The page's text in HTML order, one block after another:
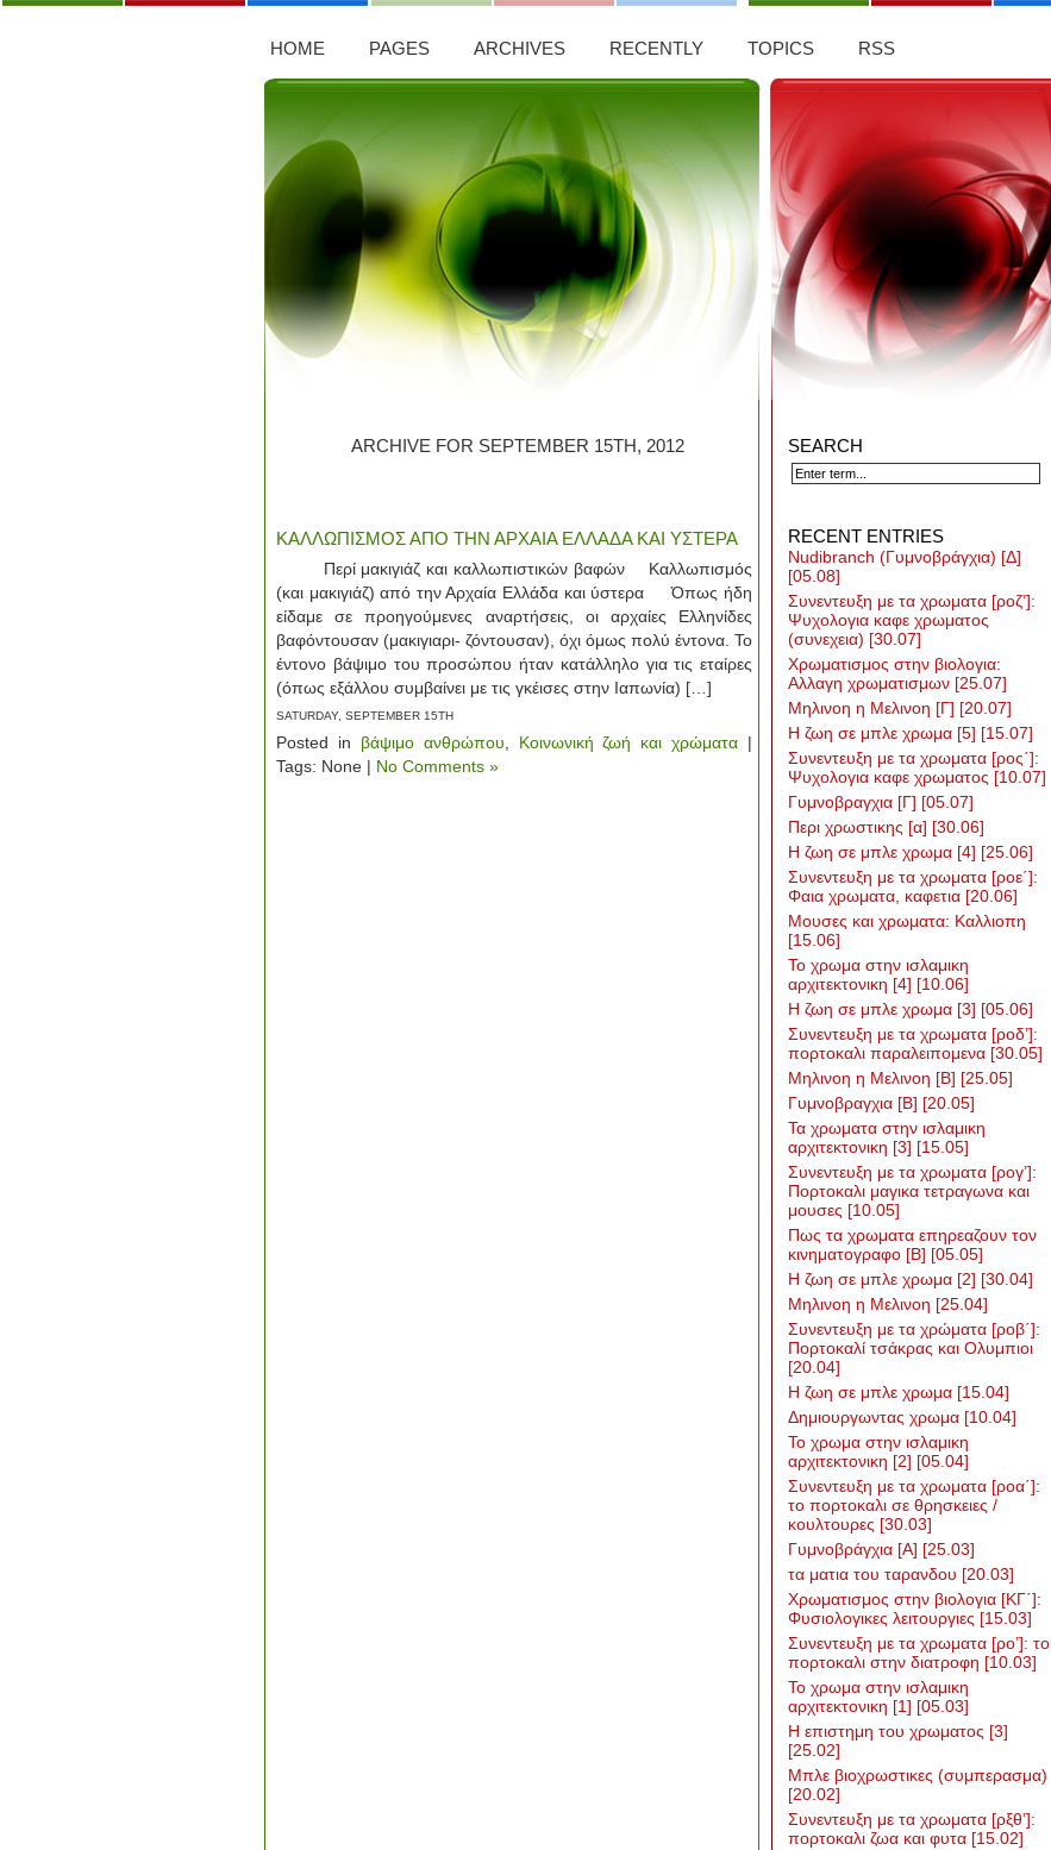
HOME PAGES ARCHIVES RECENTLY TOPICS RSS
ARCHIVE FOR SEPTEMBER 15TH, 2012
ΚΑΛΛΩΠΙΣΜΟΣ ΑΠΟ ΤΗΝ ΑΡΧΑΙΑ ΕΛΛΑΔΑ ΚΑΙ ΥΣΤΕΡΑ
Περί μακιγιάζ και καλλωπιστικών βαφών Καλλωπισμός
(και μακιγιάζ) από την Αρχαία Ελλάδα και ύστερα Όπως ήδη
είδαμε σε προηγούμενες αναρτήσεις, οι αρχαίες Ελληνίδες
βαφόντουσαν (μακιγιαρι- ζόντουσαν), όχι όμως πολύ έντονα. Το
έντονο βάψιμο του προσώπου ήταν κατάλληλο για τις εταίρες
(όπως εξάλλου συμβαίνει με τις γκέισες στην Ιαπωνία) […]
SATURDAY, SEPTEMBER 15TH
Posted in βάψιμο ανθρώπου Κοινωνική ζωή και χρώματα |
Tags: None | No Comments »
SEARCH
RECENT ENTRIES
Nudibranch (Γυμνοβράγχια) [Δ]
[05.08]
Συνεντευξη με τα χρωματα [ροζ’]:
Ψυχολογια καφε χρωματος
(συνεχεια) [30.07]
Χρωματισμος στην βιολογια:
Αλλαγη χρωματισμων [25.07]
Μηλινοη η Μελινοη [Γ] [20.07]
Η ζωη σε μπλε χρωμα [5] [15.07]
Συνεντευξη με τα χρωματα [ρος΄]:
Ψυχολογια καφε χρωματος [10.07]
Γυμνοβραγχια [Γ] [05.07]
Περι χρωστικης [α] [30.06]
Η ζωη σε μπλε χρωμα [4] [25.06]
Συνεντευξη με τα χρωματα [ροε΄]:
Φαια χρωματα, καφετια [20.06]
Μουσες και χρωματα: Καλλιοπη
[15.06]
Το χρωμα στην ισλαμικη
αρχιτεκτονικη [4] [10.06]
Η ζωη σε μπλε χρωμα [3] [05.06]
Συνεντευξη με τα χρωματα [ροδ’]:
πορτοκαλι παραλειπομενα [30.05]
Μηλινοη η Μελινοη [Β] [25.05]
Γυμνοβραγχια [Β] [20.05]
Τα χρωματα στην ισλαμικη
αρχιτεκτονικη [3] [15.05]
Συνεντευξη με τα χρωματα [ρογ’]:
Πορτοκαλι μαγικα τετραγωνα και
μουσες [10.05]
Πως τα χρωματα επηρεαζουν τον
κινηματογραφο [Β] [05.05]
H ζωη σε μπλε χρωμα [2] [30.04]
Μηλινοη η Μελινοη [25.04]
Συνεντευξη με τα χρώματα [ροβ΄]:
Πορτοκαλί τσάκρας και Ολυμπιοι
[20.04]
Η ζωη σε μπλε χρωμα [15.04]
Δημιουργωντας χρωμα [10.04]
Το χρωμα στην ισλαμικη
αρχιτεκτονικη [2] [05.04]
Συνεντευξη με τα χρωματα [ροα΄]:
το πορτοκαλι σε θρησκειες /
κουλτουρες [30.03]
Γυμνοβράγχια [Α] [25.03]
τα ματια του ταρανδου [20.03]
Χρωματισμος στην βιολογια [ΚΓ΄]:
Φυσιολογικες λειτουργιες [15.03]
Συνεντευξη με τα χρωματα [ρο’]: το
πορτοκαλι στην διατροφη [10.03]
To χρωμα στην ισλαμικη
αρχιτεκτονικη [1] [05.03]
Η επιστημη του χρωματος [3]
[25.02]
Μπλε βιοχρωστικες (συμπερασμα)
[20.02]
Συνεντευξη με τα χρωματα [ρξθ’]:
πορτοκαλι ζωα και φυτα [15.02]